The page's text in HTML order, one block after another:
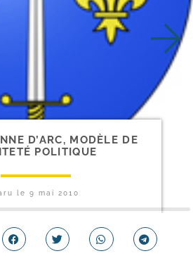
D’ARC, MODÈLE DE
POLITIQUE
le 9 mai 2010